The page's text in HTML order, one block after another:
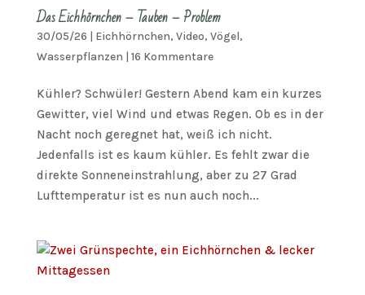
Das Eichhörnchen – Tauben – Problem
30/05/26 | Eichhörnchen, Video, Vögel,
Wasserpflanzen | 16 Kommentare
Kühler? Schwüler! Gestern Abend kam ein kurzes
Gewitter, viel Wind und etwas Regen. Ob es in der
Nacht noch geregnet hat, weiß ich nicht.
Jedenfalls ist es kaum kühler. Es fehlt zwar die
direkte Sonneneinstrahlung, aber zu 27 Grad
Lufttemperatur ist es nun auch noch...